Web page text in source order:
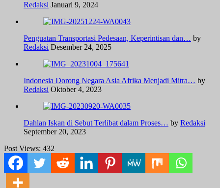
Redaksi Januari 9, 2024
Penguatan Transportasi Pedesaan, Keperintisan dan… by
Redaksi Desember 24, 2025
Indonesia Dorong Negara Asia Afrika Menjadi Mitra… by
Redaksi Oktober 4, 2023
Dahlan Iskan di Sebut Terlibat dalam Proses… by Redaksi
September 20, 2023
Post Views: 432